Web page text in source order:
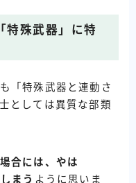
特殊武器」に特
「特殊武器と連動さ
としては異質な部類
合には、やは
まう ように思いま